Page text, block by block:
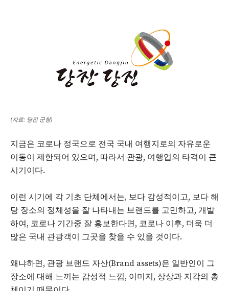
(자료: 당진 군청)
지금은 코로나 정국으로 전국 국내 여행지로의 자유로운
이동이 제한되어 있으며, 따라서 관광, 여행업의 타격이 큰
시기이다.
이런 시기에 각 기초 단체에서는, 보다 감성적이고, 보다 해
당 장소의 정체성을 잘 나타내는 브랜드를 고민하고, 개발
하여, 코로나 기간중 잘 홍보한다면, 코로나 이후, 더욱 더
많은 국내 관광객이 그곳을 찾을 수 있을 것이다.
왜냐하면, 관광 브랜드 자산(Brand assets)은 일반인이 그
장소에 대해 느끼는 감성적 느낌, 이미지, 상상과 지각의 총